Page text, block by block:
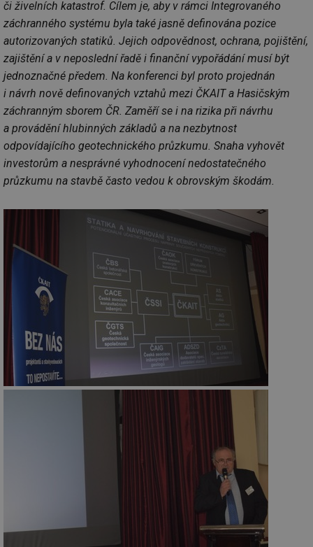
či živelních katastrof. Cílem je, aby v rámci Integrovaného
záchranného systému byla také jasně definována pozice
autorizovaných statiků. Jejich odpovědnost, ochrana, pojištění,
zajištění a v neposlední řadě i finanční vypořádání musí být
jednoznačné předem. Na konferenci byl proto projednán
i návrh nově definovaných vztahů mezi ČKAIT a Hasičským
záchranným sborem ČR. Zaměří se i na rizika při návrhu
a provádění hlubinných základů a na nezbytnost
odpovídajícího geotechnického průzkumu. Snaha vyhovět
investorům a nesprávné vyhodnocení nedostatečného
průzkumu na stavbě často vedou k obrovským škodám.